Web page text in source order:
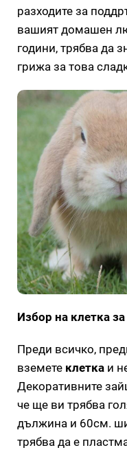
разходите за
вашият домашен
години, трябва да
грижа за това
Избор на клетка
Преди всичко,
вземете клетка и
Декоративните
че ще ви трябва
дължина и 60см.
трябва да е